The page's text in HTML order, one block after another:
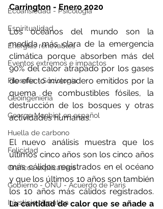
Ecoansiedad - Psicología
Espiritualidad
Energías renovables
Eventos extremos e impactos
Filosofía - Sociología
Geoingeniería
George Monbiot en español
Huella de carbono
Felicidad
Gráficos explicativos
Gobierno - ONU - Acuerdo de Paris
Injusticia climática
Carrington - Enero 2020
Los océanos del mundo son la
medida más clara de la emergencia
climática porque absorben más del
90% del calor atrapado por los gases
de efecto invernadero emitidos por la
quema de combustibles fósiles, la
destrucción de los bosques y otras
actividades humanas.
El nuevo análisis muestra que los
últimos cinco años son los cinco años
más cálidos registrados en el océano
y que los últimos 10 años son también
La cantidad de calor que se añade a